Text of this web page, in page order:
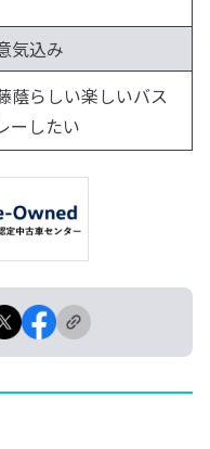
気込み
蔭らしい楽しいバス
ーしたい